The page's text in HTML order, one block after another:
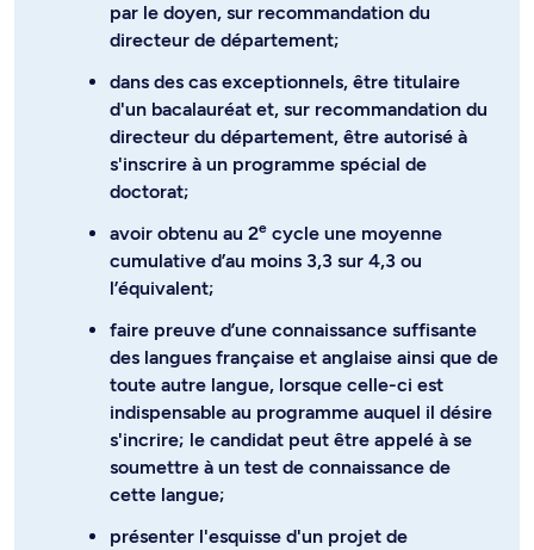
par le doyen, sur recommandation du
directeur de département;
dans des cas exceptionnels, être titulaire
d'un bacalauréat et, sur recommandation du
directeur du département, être autorisé à
s'inscrire à un programme spécial de
doctorat;
avoir obtenu au 2e cycle une moyenne
cumulative d’au moins 3,3 sur 4,3 ou
l’équivalent;
faire preuve d’une connaissance suffisante
des langues française et anglaise ainsi que de
toute autre langue, lorsque celle-ci est
indispensable au programme auquel il désire
s'incrire; le candidat peut être appelé à se
soumettre à un test de connaissance de
cette langue;
présenter l'esquisse d'un projet de